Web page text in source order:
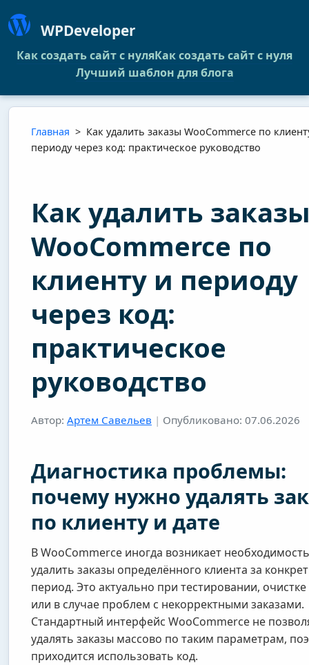
WPDeveloper
Как создать сайт с нуляКак создать сайт с нуля
Лучший шаблон для блога
Главная > Как удалить заказы WooCommerce по
периоду через код: практическое руководство
Как удалить
WooCommerce по
клиенту и периоду
через код:
практическое
руководство
Автор: Артем Савельев | Опубликовано: 07.06.2026
Диагностика проблемы:
почему нужно удалять
по клиенту и дате
В WooCommerce иногда возникает
удалить заказы определённого клиента за
период. Это актуально при тестировании,
или в случае проблем с некорректными заказами.
Стандартный интерфейс WooCommerce не
удалять заказы массово по таким параметрам,
приходится использовать код.